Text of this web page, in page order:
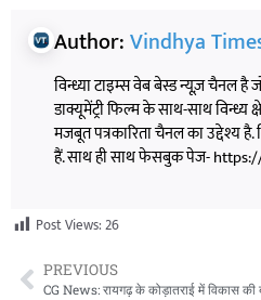
Author:Vindhya
विन्ध्या टाइम्स वेब बेस्ड न्यूज़ चैनल है
डाक्यूमेंट्री फिल्म के साथ-साथ विन्ध्य
मजबूत पत्रकारिता चैनल का उद्देश्य
हैं. साथ ही साथ फेसबुक पेज-
Post Views:26
PREVIOUS